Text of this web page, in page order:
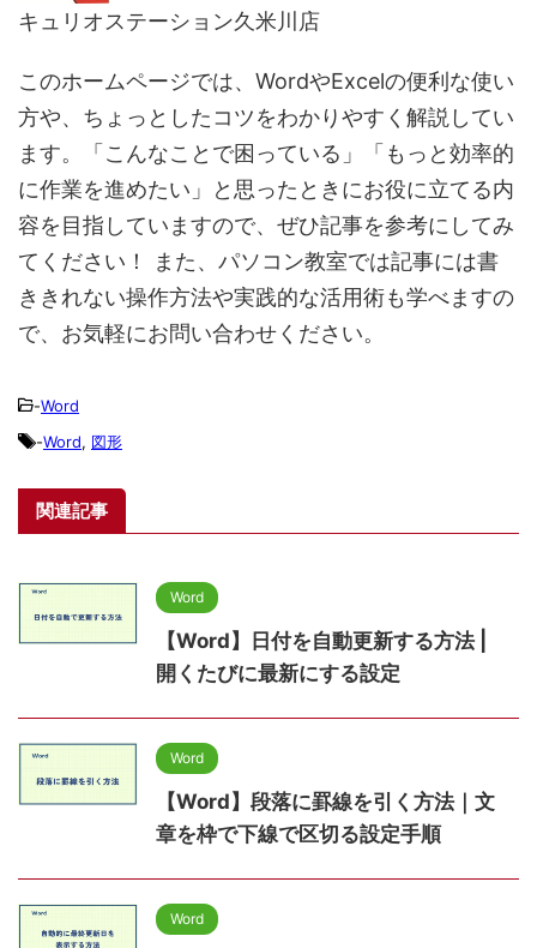
キュリオステーション久米川店
このホームページでは、WordやExcelの便利な使い
方や、ちょっとしたコツをわかりやすく解説してい
ます。「こんなことで困っている」「もっと効率的
に作業を進めたい」と思ったときにお役に立てる内
容を目指していますので、ぜひ記事を参考にしてみ
てください！ また、パソコン教室では記事には書
ききれない操作方法や実践的な活用術も学べますの
で、お気軽にお問い合わせください。
-Word
-Word, 図形
関連記事
Word
【Word】日付を自動更新する方法 |
開くたびに最新にする設定
Word
【Word】段落に罫線を引く方法｜文
章を枠で下線で区切る設定手順
Word